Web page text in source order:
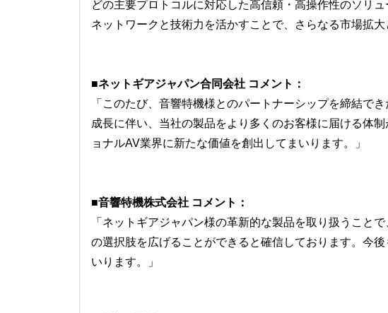
どの主要プロトコルに対応した高信頼・高操作性のソリ
ネットワークと技術力を活かすことで、さらなる市場拡
■ネットギアジャパン合同会社 コメント：
「このたび、音響特機様とのパートナーシップを締結で
成長に伴い、当社の製品をより多くのお客様に届ける体
ョナルAV業界に新たな価値を創出してまいります。」
■音響特機株式会社 コメント：
「ネットギアジャパン様の革新的な製品を取り扱うこと
の選択肢を広げることができると確信しております。今
いります。」